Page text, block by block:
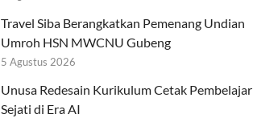
Travel Siba Berangkatkan Pemenang Undian
Umroh HSN MWCNU Gubeng
5 Agustus 2026
Unusa Redesain Kurikulum Cetak Pembelajar
Sejati di Era AI